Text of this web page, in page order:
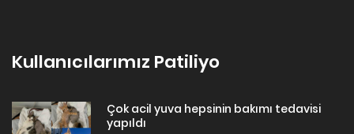
Kullanıcılarımız Patiliyo
Çok acil yuva hepsinin bakımı tedavisi
yapıldı